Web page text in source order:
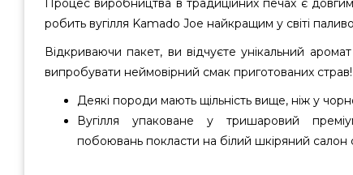
Процес виробництва в традиційних печах є
робить вугілля Kamado Joe найкращим у світі
Відкриваючи пакет, ви відчуєте унікальний аромат
випробувати неймовірний смак приготованих страв!
Деякі породи мають щільність вище, ніж у
Вугілля упаковане у тришаровий
побоювань покласти на білий шкіряний салон